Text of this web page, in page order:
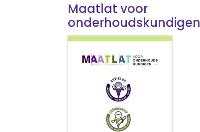
Maatlat voor
onderhoudskundigen